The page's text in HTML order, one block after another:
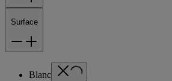
Surface
Blanc